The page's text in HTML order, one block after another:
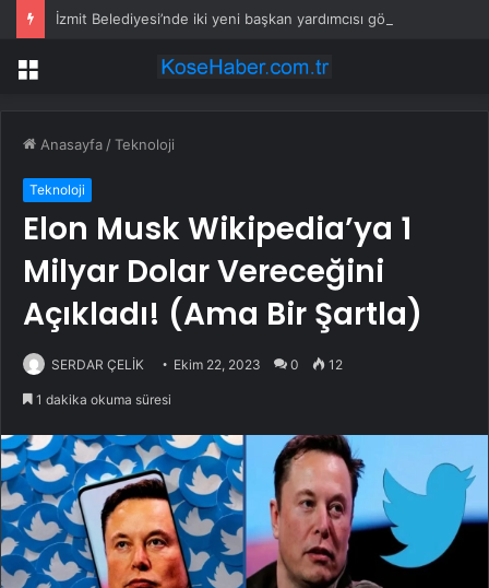
Menü
Anasayfa /Teknoloji
Teknoloji
Elon Musk Wikipedia’ya 1
Milyar Dolar Vereceğini
Açıkladı! (Ama Bir Şartla)
SERDAR ÇELİK Ekim 22, 2023 0 12
1 dakika okuma süresi